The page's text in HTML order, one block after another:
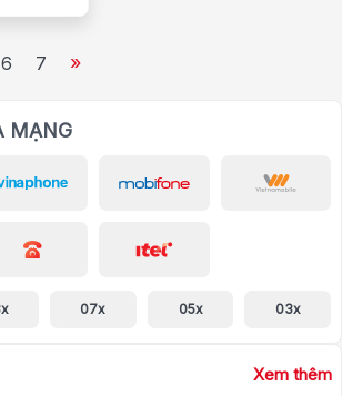
6 7 »
MẠNG
07x 05x 03x
Xem thêm